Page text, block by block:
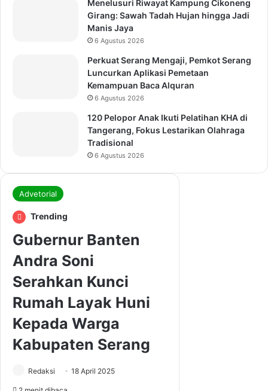
Menelusuri Riwayat Kampung Cikoneng
Girang: Sawah Tadah Hujan hingga Jadi
Manis Jaya
6 Agustus 2026
Perkuat Serang Mengaji, Pemkot Serang
Luncurkan Aplikasi Pemetaan
Kemampuan Baca Alquran
6 Agustus 2026
120 Pelopor Anak Ikuti Pelatihan KHA di
Tangerang, Fokus Lestarikan Olahraga
Tradisional
6 Agustus 2026